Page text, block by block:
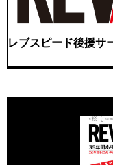
レブスピード後援サ